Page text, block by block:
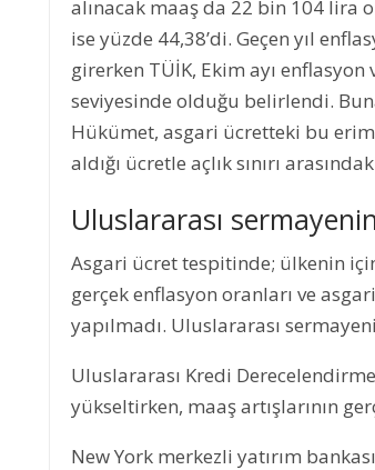
alınacak maaş da 22 bin 104 lira
ise yüzde 44,38’di. Geçen yıl
girerken TÜİK, Ekim ayı
seviyesinde olduğu belirlendi.
Hükümet, asgari ücretteki bu
aldığı ücretle açlık sınırı
Uluslararası
Asgari ücret tespitinde; ülkenin
gerçek enflasyon oranları ve
yapılmadı. Uluslararası
Uluslararası Kredi
yükseltirken, maaş artışlarının
New York merkezli yatırım